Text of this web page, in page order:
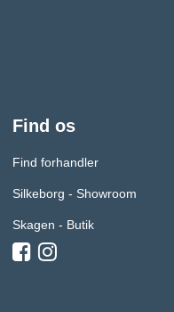
Find os
Find forhandler
Silkeborg - Showroom
Skagen - Butik